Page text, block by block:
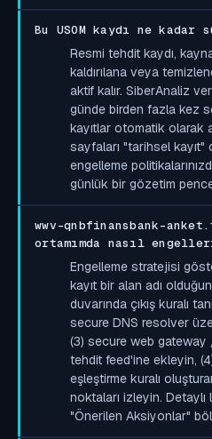
Bu USOM kaydı ne
Resmi tehdit kaydı,
kaldırılana veya
aktif kalır. SiberAnaliz
günde birden fazla kez
kayıtlar otomatik olarak
sayfaları "tarihsel
engelleme
günlük bir gözetim
wwv-qnbfinansbank-
ortamımda nasıl
Engelleme stratejisi
kayıt bir alan adı
duvarında çıkış kuralı
secure DNS resolver
(3) secure web gateway
tehdit feed'ine ekleyin,
eşleştirme kuralı
noktaları izleyin.
"Önerilen Aksiyonlar"